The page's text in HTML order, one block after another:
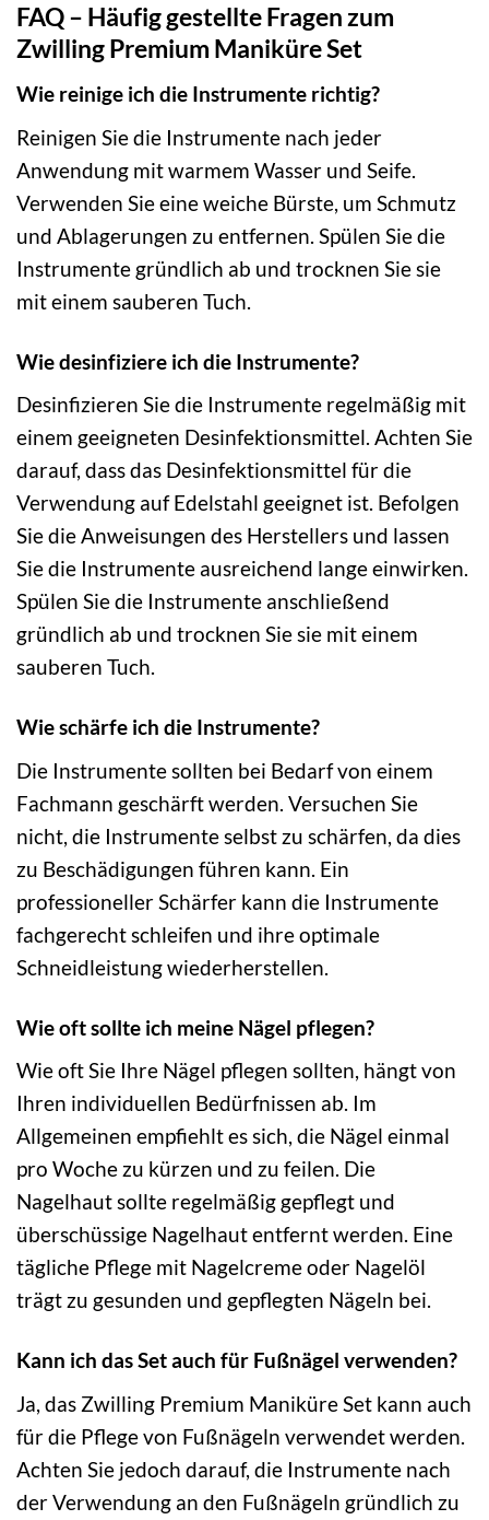
FAQ – Häufig gestellte Fragen zum
Zwilling Premium Maniküre Set
Wie reinige ich die Instrumente richtig?
Reinigen Sie die Instrumente nach jeder
Anwendung mit warmem Wasser und Seife.
Verwenden Sie eine weiche Bürste, um Schmutz
und Ablagerungen zu entfernen. Spülen Sie die
Instrumente gründlich ab und trocknen Sie sie
mit einem sauberen Tuch.
Wie desinfiziere ich die Instrumente?
Desinfizieren Sie die Instrumente regelmäßig mit
einem geeigneten Desinfektionsmittel. Achten Sie
darauf, dass das Desinfektionsmittel für die
Verwendung auf Edelstahl geeignet ist. Befolgen
Sie die Anweisungen des Herstellers und lassen
Sie die Instrumente ausreichend lange einwirken.
Spülen Sie die Instrumente anschließend
gründlich ab und trocknen Sie sie mit einem
sauberen Tuch.
Wie schärfe ich die Instrumente?
Die Instrumente sollten bei Bedarf von einem
Fachmann geschärft werden. Versuchen Sie
nicht, die Instrumente selbst zu schärfen, da dies
zu Beschädigungen führen kann. Ein
professioneller Schärfer kann die Instrumente
fachgerecht schleifen und ihre optimale
Schneidleistung wiederherstellen.
Wie oft sollte ich meine Nägel pflegen?
Wie oft Sie Ihre Nägel pflegen sollten, hängt von
Ihren individuellen Bedürfnissen ab. Im
Allgemeinen empfiehlt es sich, die Nägel einmal
pro Woche zu kürzen und zu feilen. Die
Nagelhaut sollte regelmäßig gepflegt und
überschüssige Nagelhaut entfernt werden. Eine
tägliche Pflege mit Nagelcreme oder Nagelöl
trägt zu gesunden und gepflegten Nägeln bei.
Kann ich das Set auch für Fußnägel verwenden?
Ja, das Zwilling Premium Maniküre Set kann auch
für die Pflege von Fußnägeln verwendet werden.
Achten Sie jedoch darauf, die Instrumente nach
der Verwendung an den Fußnägeln gründlich zu